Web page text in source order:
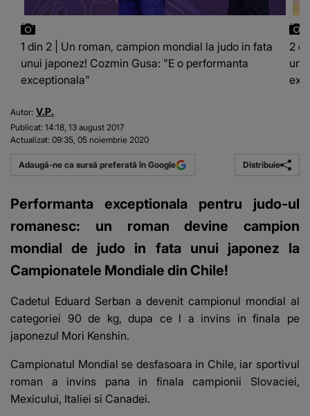
1 din 2 | Un roman, campion mondial la judo in fata
unui japonez! Cozmin Gusa: "E o performanta
exceptionala"
2
Autor: V.P.
Publicat: 14:18, 13 august 2017
Actualizat: 09:35, 05 noiembrie 2020
Adaugă-ne ca sursă preferată în Google Distribuie
Performanta exceptionala pentru judo-ul
romanesc: un roman devine campion
mondial de judo in fata unui japonez la
Campionatele Mondiale din Chile!
Cadetul Eduard Serban a devenit campionul mondial al
categoriei 90 de kg, dupa ce l a invins in finala pe
japonezul Mori Kenshin.
Campionatul Mondial se desfasoara in Chile, iar sportivul
roman a invins pana in finala campionii Slovaciei,
Mexicului, Italiei si Canadei.